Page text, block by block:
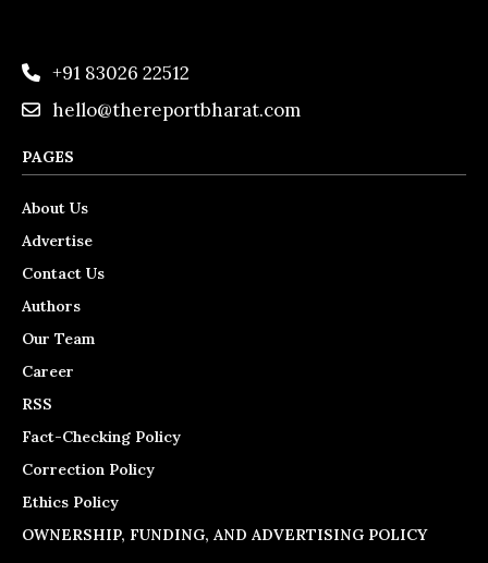
+91 83026 22512
hello@thereportbharat.com
PAGES
About Us
Advertise
Contact Us
Authors
Our Team
Career
RSS
Fact-Checking Policy
Correction Policy
Ethics Policy
OWNERSHIP, FUNDING, AND ADVERTISING POLICY